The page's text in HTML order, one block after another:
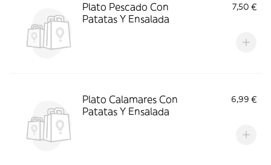
Plato Pescado Con
Patatas Y Ensalada
7,50 €
Plato Calamares Con
Patatas Y Ensalada
6,99 €